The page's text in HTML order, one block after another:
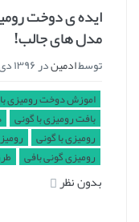
ایده ی دوخت
مدل های جالب!
توسطادمیندر۱۳۹۶ دی ۲۳, ۱۱:۰۳
اموزش دوخت رومیزی
بافت رومیزی با گونی
رومیزی با گونی
رومیزی گونی بافی
بدون نظر